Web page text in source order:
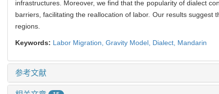
infrastructures. Moreover, we find that the popularity of dialect
barriers, facilitating the reallocation of labor. Our results
regions.
Keywords: Labor Migration, Gravity Model, Dialect, Mandarin
参考文献